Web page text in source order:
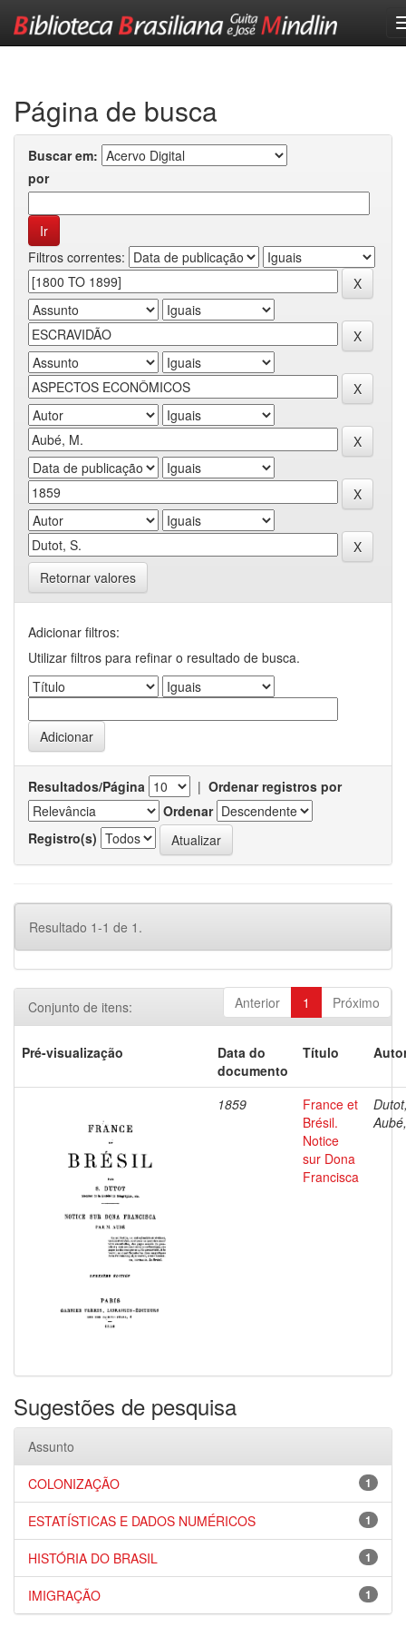
Página de busca
Buscar em:
por
Filtros correntes:
Retornar valores
Adicionar filtros:
Utilizar filtros para refinar o resultado de busca.
Resultados/Página | Ordenar registros por
Ordenar
Registro(s)
Resultado 1-1 de 1.
Anterior 1 Próximo
Conjunto de itens:
Pré-visualização
Data do
documento
Título
1859
France et
Brésil.
Notice
sur Dona
Francisca
Sugestões de pesquisa
Assunto
1
COLONIZAÇÃO
1
ESTATÍSTICAS E DADOS NUMÉRICOS
1
HISTÓRIA DO BRASIL
1
IMIGRAÇÃO